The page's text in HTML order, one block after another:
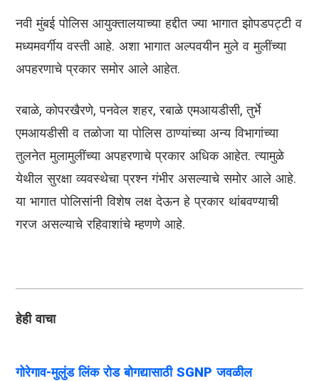
नवी मुंबई पोलिस आयुक्तालयाच्या हद्दीत ज्या भागात झोपडपट्टी व
मध्यमवर्गीय वस्ती आहे. अशा भागात अल्पवयीन मुले व मुलींच्या
अपहरणाचे प्रकार समोर आले आहेत.
रबाळे, कोपरखैरणे, पनवेल शहर, रबाळे एमआयडीसी, तुर्भे
एमआयडीसी व तळोजा या पोलिस ठाण्यांच्या अन्य विभागांच्या
तुलनेत मुलामुलींच्या अपहरणाचे प्रकार अधिक आहेत. त्यामुळे
येथील सुरक्षा व्यवस्थेचा प्रश्न गंभीर असल्याचे समोर आले आहे.
या भागात पोलिसांनी विशेष लक्ष देऊन हे प्रकार थांबवण्याची
गरज असल्याचे रहिवाशांचे म्हणणे आहे.
हेही वाचा
गोरेगाव-मुलुंड लिंक रोड बोगद्यासाठी SGNP जवळील